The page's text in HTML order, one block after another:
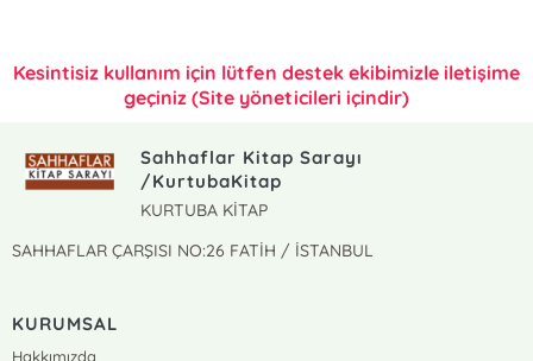
Kesintisiz kullanım için lütfen destek ekibimizle iletişime
geçiniz (Site yöneticileri içindir)
Sahhaflar Kitap Sarayı
/KurtubaKitap
KURTUBA KİTAP
SAHHAFLAR ÇARŞISI NO:26 FATİH / İSTANBUL
KURUMSAL
Hakkımızda